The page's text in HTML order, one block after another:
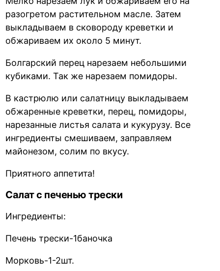
разогретом растительном масле. Затем
выкладываем в сковороду креветки и
обжариваем их около 5 минут.
Болгарский перец нарезаем небольшими
кубиками. Так же нарезаем помидоры.
В кастрюлю или салатницу выкладываем
обжаренные креветки, перец, помидоры,
нарезанные листья салата и кукурузу. Все
ингредиенты смешиваем, заправляем
майонезом, солим по вкусу.
Приятного аппетита!
Салат с печенью трески
Ингредиенты:
Печень трески-1баночка
Морковь-1-2шт.